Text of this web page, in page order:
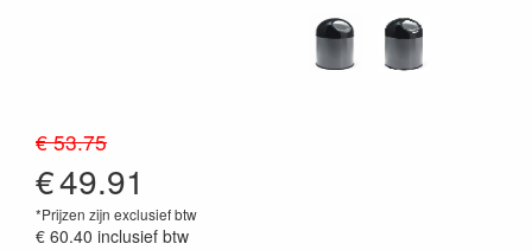
€ 53.75
€49.91
*Prijzen zijn exclusief btw
€ 60.40 inclusief btw